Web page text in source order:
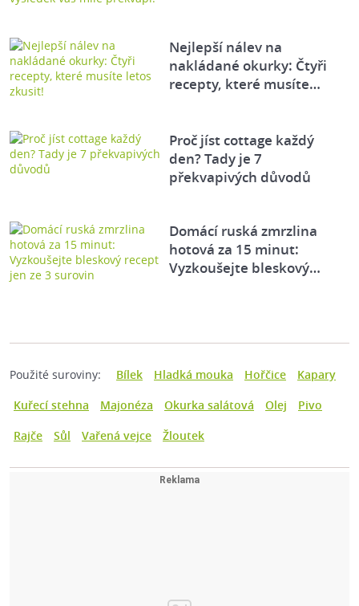
Nejlepší nálev na
nakládané okurky: Čtyři
recepty, které musíte…
Proč jíst cottage každý
den? Tady je 7
překvapivých důvodů
Domácí ruská zmrzlina
hotová za 15 minut:
Vyzkoušejte bleskový…
Použité suroviny: Bílek Hladká mouka Hořčice
Kapary
Kuřecí stehna
Majonéza Okurka salátová Olej
Pivo
Rajče
Sůl Vařená vejce Žloutek